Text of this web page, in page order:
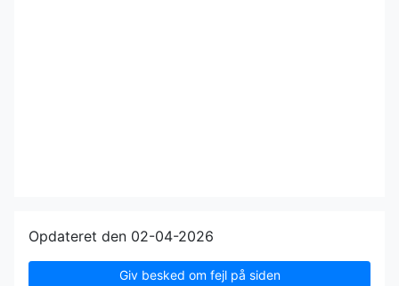
Opdateret den 02-04-2026
Giv besked om fejl på siden